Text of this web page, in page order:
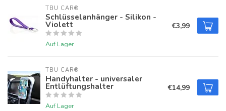
TBU CAR®
Schlüsselanhänger - Silikon -
Violett
Auf Lager
€3,99
TBU CAR®
Handyhalter - universaler
Entlüftungshalter
Auf Lager
€14,99